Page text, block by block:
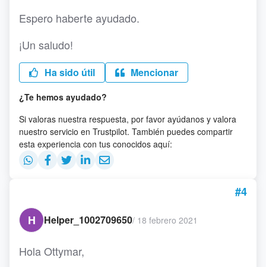
Espero haberte ayudado.
¡Un saludo!
Ha sido útil Mencionar
¿Te hemos ayudado?
Si valoras nuestra respuesta, por favor ayúdanos y valora
nuestro servicio en Trustpilot. También puedes compartir
esta experiencia con tus conocidos aquí:
#4
H
Helper_1002709650/ 18 febrero 2021
Hola Ottymar,